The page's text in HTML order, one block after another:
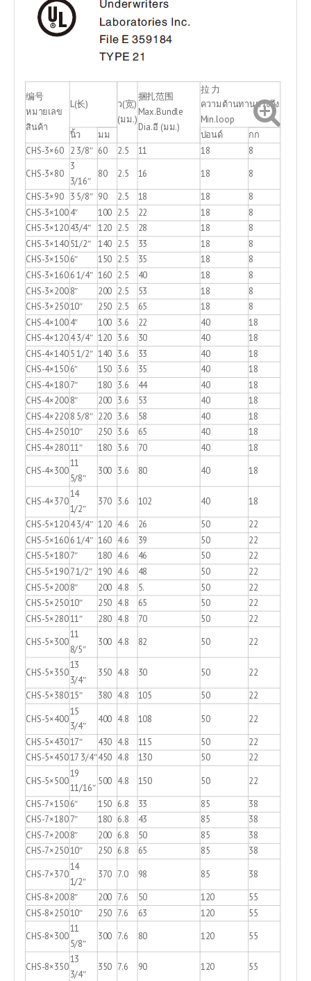
编号
หมายเลข
สินค้า
L(长)
ว(宽)
(มม.)
捆扎范围
Max.Bundle
Dia.อี (มม.)
拉 力
ความต้านทานแรงดึง
Min.loop
นิ้ว มม ปอนด์ กก
CHS-3×60 2 3/8″ 60 2.5 11 18
8
CHS-3×80
3
3/16″
80 2.5 16 18
8
CHS-3×90
3 5/8″ 90 2.5 18 18
8
CHS-3×1004″ 100 2.5 22 18 8
CHS-3×12043/4″ 120 2.5 28 18 8
CHS-3×14051/2″ 140 2.5 33 18
8
CHS-3×1506″ 150 2.5 35 18
8
CHS-3×1606 1/4″ 160 2.5 40 18 8
CHS-3×2008″ 200 2.5 53 18 8
CHS-3×25010″ 250 2.5 65 18
8
CHS-4×1004″ 100 3.6 22 40
18
CHS-4×1204 3/4″ 120 3.6 30 40 18
CHS-4×140 5 1/2″ 140 3.6 33 40 18
CHS-4×1506″ 150 3.6 35 40
18
CHS-4×1807″ 180 3.6 44 40
18
CHS-4×2008″ 200 3.6 53 40 18
CHS-4×2208 5/8″ 220 3.6 58 40 18
CHS-4×25010″ 250 3.6 65 40 18
CHS-4×28011″ 180 3.6 70 40 18
CHS-4×300
11
5/8″
300 3.6 80 40 18
CHS-4×370
14
1/2″
370 3.6 102 40
18
CHS-5×1204 3/4″ 120 4.6 26 50
22
CHS-5×1606 1/4″ 160 4.6 39 50
22
CHS-5×1807″ 180 4.6 46 50
22
CHS-5×1907 1/2″ 190 4.6 48 50
22
CHS-5×2008″ 200 4.8 5. 50
22
CHS-5×25010″ 250 4.8 65 50
22
CHS-5×28011″ 280 4.8 70 50 22
CHS-5×300
11
8/5″
300 4.8 82 50 22
CHS-5×350
13
3/4″
350 4.8 30 50
22
CHS-5×38015″ 380 4.8 105 50
22
CHS-5×400
15
3/4″
400 4.8 108 50 22
CHS-5×43017″ 430 4.8 115 50 22
CHS-5×45017 3/4″450 4.8 130 50
22
CHS-5×500
19
11/16″
500 4.8 150 50 22
CHS-7×1506″ 150 6.8 33 85 38
CHS-7×1807″ 180 6.8 43 85 38
CHS-7×2008″ 200 6.8 50 85 38
CHS-7×25010″ 250 6.8 65 85 38
CHS-7×370
14
1/2″
370 7.0 98 85 38
CHS-8×2008″ 200 7.6 50 120 55
CHS-8×25010″ 250 7.6 63 120 55
CHS-8×300
11
5/8″
300 7.6 80 120 55
CHS-8×350
13
3/4″
350 7.6 90 120 55